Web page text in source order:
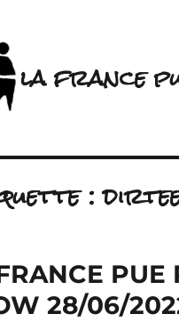
la france
:
PUE
28/06/